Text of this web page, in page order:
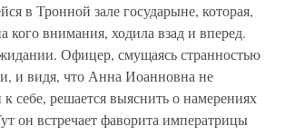
в Тронной зале государыне, которая,
кого внимания, ходила взад и вперед.
Офицер, смущаясь странностью
и видя, что Анна Иоанновна не
к себе, решается выяснить о намерениях
он встречает фаворита императрицы